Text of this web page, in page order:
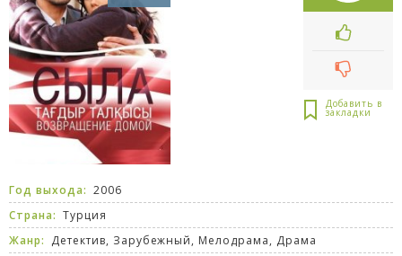
Год выхода: 2006
Страна: Турция
Жанр: Детектив, Зарубежный, Мелодрама, Драма